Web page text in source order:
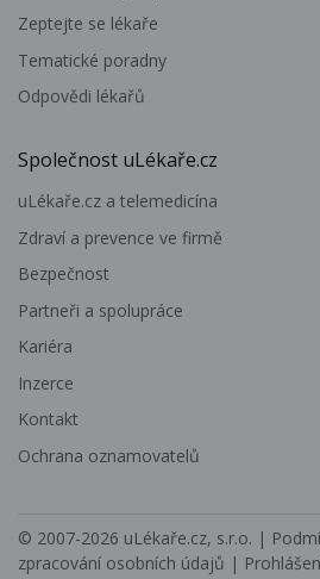
Zeptejte se lékaře
Tematické poradny
Odpovědi lékařů
Společnost uLékaře.cz
uLékaře.cz a telemedicína
Zdraví a prevence ve firmě
Bezpečnost
Partneři a spolupráce
Kariéra
Inzerce
Kontakt
Ochrana oznamovatelů
© 2007-2026 uLékaře.cz, s.r.o. |
zpracování osobních údajů |